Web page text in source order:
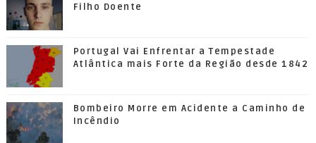
Filho Doente
Portugal Vai Enfrentar a Tempestade
Atlântica mais Forte da Região desde 1842
Bombeiro Morre em Acidente a Caminho de
Incêndio